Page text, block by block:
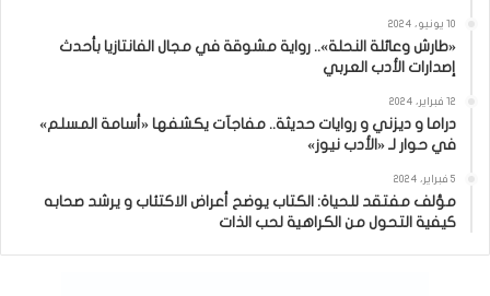
10 يونيو، 2024
«طارش وعائلة النحلة».. رواية مشوقة في مجال الفانتازيا بأحدث
إصدارات الأدب العربي
12 فبراير، 2024
دراما و ديزني و روايات حديثة.. مفاجآت يكشفها «أسامة المسلم»
في حوار لـ «الأدب نيوز»
5 فبراير، 2024
مؤلف مفتقد للحياة: الكتاب يوضح أعراض الاكتئاب و يرشد صحابه
كيفية التحول من الكراهية لحب الذات